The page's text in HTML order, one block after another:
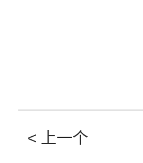
< 上一个